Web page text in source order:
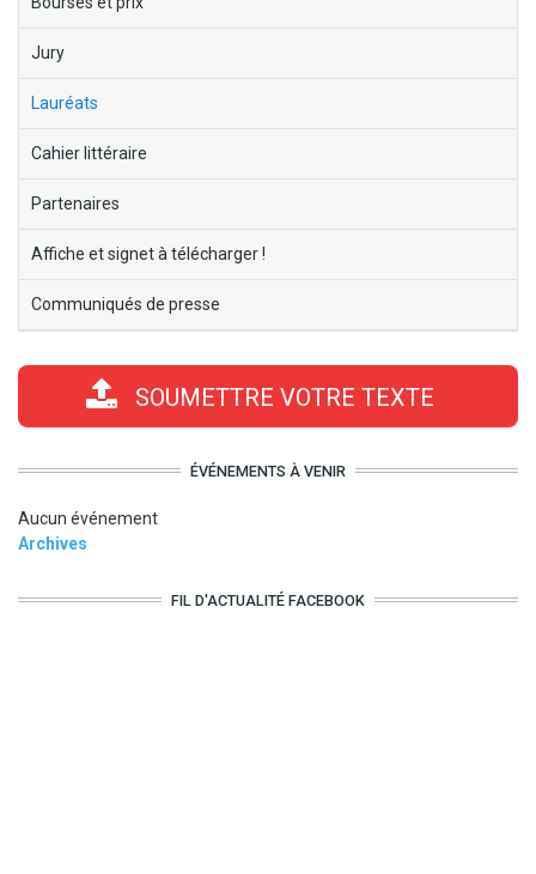
Jury
Lauréats
Cahier littéraire
Partenaires
Affiche et signet à télécharger !
Communiqués de presse
SOUMETTRE VOTRE TEXTE
ÉVÉNEMENTS À VENIR
Aucun événement
Archives
FIL D'ACTUALITÉ FACEBOOK